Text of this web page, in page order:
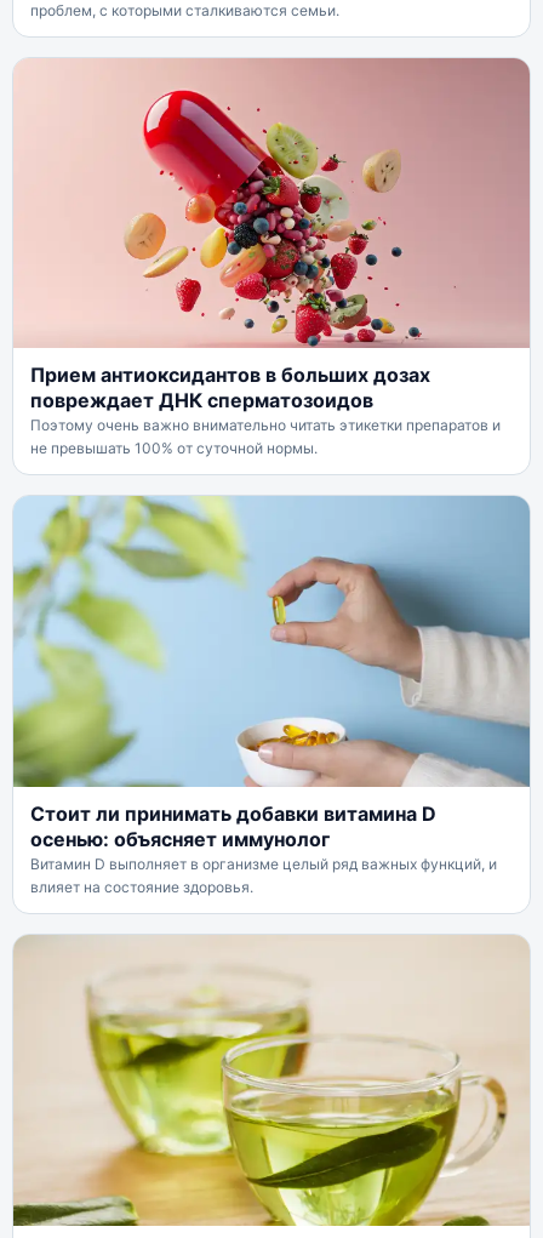
проблем, с которыми сталкиваются семьи.
Прием антиоксидантов в больших дозах
повреждает ДНК сперматозоидов
Поэтому очень важно внимательно читать этикетки препаратов и
не превышать 100% от суточной нормы.
Стоит ли принимать добавки витамина D
осенью: объясняет иммунолог
Витамин D выполняет в организме целый ряд важных функций, и
влияет на состояние здоровья.